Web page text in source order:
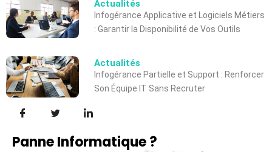
Actualités
Infogérance Applicative et Logiciels Métiers
: Garantir la Disponibilité de Vos Outils
Actualités
Infogérance Partielle et Support : Renforcer
Son Équipe IT Sans Recruter
Panne Informatique ?